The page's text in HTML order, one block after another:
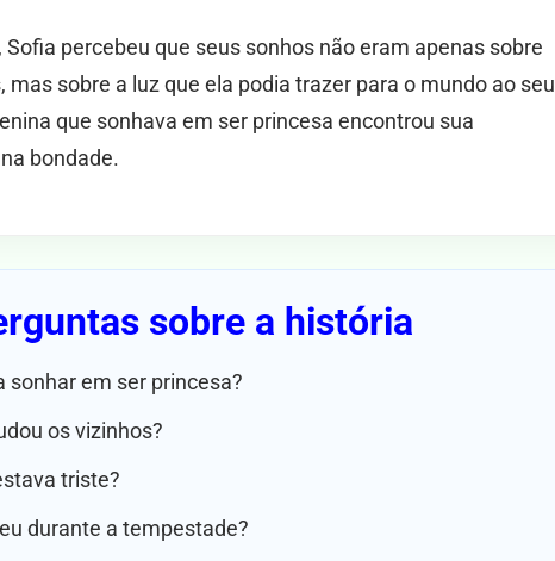
percebeu que seus sonhos não eram apenas sobre
mas sobre a luz que ela podia trazer para o mundo ao seu
que sonhava em ser princesa encontrou sua
bondade.
sobre a história
sonhar em ser princesa?
os vizinhos?
triste?
durante a tempestade?